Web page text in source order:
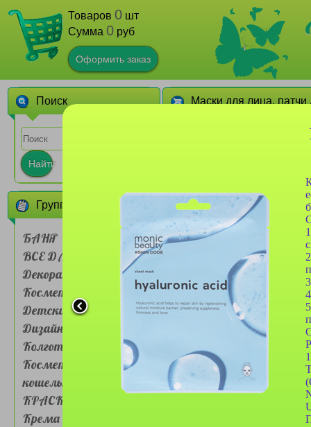
Товаров 0 шт
Сумма 0 руб
Оформить заказ
Поиск
Найти
Группы товаров
БАНЯ
ВСЕ ДЛЯ ДОМА
Декоративная
Косметика
Детские товары
Дизайн для ногтей
Колготки, носочки
Косметички, сумочки,
кошельки
КРАСКА ДЛЯ ВОЛОС
Крема для лица и глаз
Маски для лица, патчи
Кисть для нанесения
масок Farres №MZ514
силконовая
Маска Mavellin Dragon